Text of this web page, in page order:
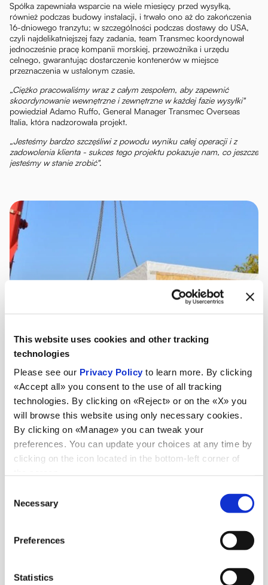
This website uses cookies and other tracking
technologies
Please see our Privacy Policy to learn more. By clicking
«Accept all» you consent to the use of all tracking
technologies. By clicking on «Reject» or on the «X» you
will browse this website using only necessary cookies.
By clicking on «Manage» you can tweak your
preferences. You can update your choices at any time by
clicking on the icon located in the bottom-left corner of
Selection
Necessary
Preferences
Statistics
Spółka zapewniała wsparcie na wiele miesięcy przed wysyłką,
również podczas budowy instalacji, i trwało ono aż do zakończenia
16-dniowego tranzytu; w szczególności podczas dostawy do USA,
czyli najdelikatniejszej fazy zadania, team Transmec koordynował
jednocześnie pracę kompanii morskiej, przewoźnika i urzędu
celnego, gwarantując dostarczenie kontenerów w miejsce
przeznaczenia w ustalonym czasie.
„Ciężko pracowaliśmy wraz z całym zespołem, aby zapewnić
skoordynowanie wewnętrzne i zewnętrzne w każdej fazie wysyłki"
powiedział Adamo Ruffo, General Manager Transmec Overseas
Italia, która nadzorowała projekt.
„Jesteśmy bardzo szczęśliwi z powodu wyniku całej operacji i z
zadowolenia klienta - sukces tego projektu pokazuje nam, co jeszcze
jesteśmy w stanie zrobić".
Aktualnosci